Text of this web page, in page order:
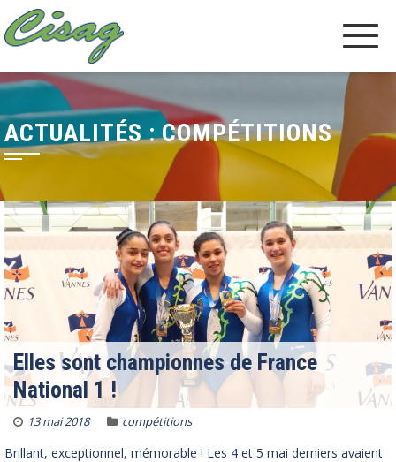
ACTUALITÉS : COMPÉTITIONS
Elles sont championnes de France
National 1 !
13 mai 2018 compétitions
Brillant, exceptionnel, mémorable ! Les 4 et 5 mai derniers avaient